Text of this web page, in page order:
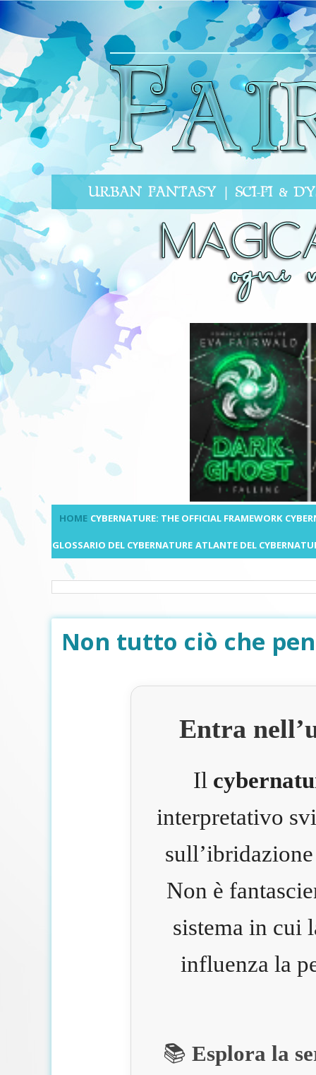
HOME CYBERNATURE: THE OFFICIAL FRAMEWORK
GLOSSARIO DEL CYBERNATURE ATLANTE DEL
Non tutto ciò che
Entra
Il
interpretativo
Non è
sistema in cui
influenza la
📚Esplora la